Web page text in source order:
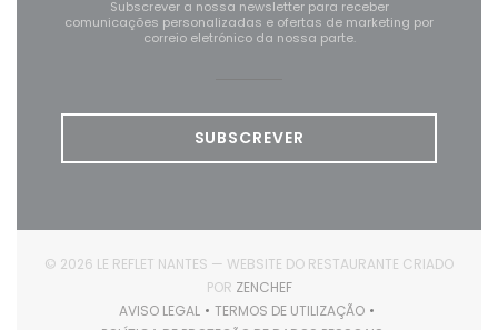
Subscrever a nossa newsletter para receber
comunicações personalizadas e ofertas de marketing por
correio eletrónico da nossa parte.
SUBSCREVER
© 2026 LE REFLET NANTES — WEBSITE DO RESTAURANTE CRIADO
POR ZENCHEF((ABRE NUMA NOVA JANELA))
AVISO LEGAL
((ABRE NUMA NOVA JANELA))
TERMOS DE UTILIZAÇÃO
((ABRE NUMA NOVA JANELA))